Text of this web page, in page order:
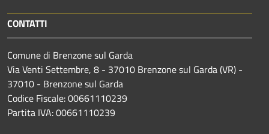
CONTATTI
Comune di Brenzone sul Garda
Via Venti Settembre, 8 - 37010 Brenzone sul Garda (VR) -
37010 - Brenzone sul Garda
Codice Fiscale: 00661110239
Partita IVA: 00661110239